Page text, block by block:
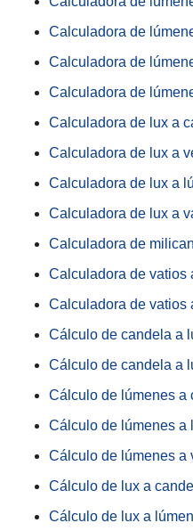
Calculadora de
Calculadora de
Calculadora de
Calculadora de lux a
Calculadora de lux a
Calculadora de lux a
Calculadora de lux a
Calculadora de
Calculadora de vatios
Calculadora de vatios
Cálculo de candela a
Cálculo de candela a
Cálculo de lúmenes a
Cálculo de lúmenes a
Cálculo de lúmenes a
Cálculo de lux a
Cálculo de lux a